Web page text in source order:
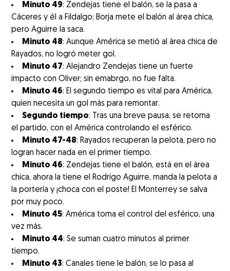
Minuto 49: Zendejas tiene el balón, se la pasa a
Cáceres y él a Fildalgo; Borja mete el balón al área chica,
pero Aguirre la saca.
Minuto 48: Aunque América se metió al área chica de
Rayados, no logró meter gol.
Minuto 47: Alejandro Zendejas tiene un fuerte
impacto con Oliver; sin emabrgo, no fue falta.
Minuto 46: El segundo tiempo es vital para América,
quien necesita un gol más para remontar.
Segundo tiempo: Tras una breve pausa, se retoma
el partido, con el América controlando el esférico.
Minuto 47-48: Rayados recuperan la pelota, pero no
logran hacer nada en el primer tiempo.
Minuto 46: Zendejas tiene el balón, está en el área
chica, ahora la tiene el Rodrigo Aguirre, manda la pelota a
la portería y ¡choca con el poste! El Monterrey se salva
por muy poco.
Minuto 45: América toma el control del esférico, una
vez más.
Minuto 44: Se suman cuatro minutos al primer
tiempo.
Minuto 43: Canales tiene le balón, se lo pasa al